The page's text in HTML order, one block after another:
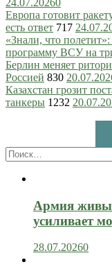
Европа готовит
есть ответ 717
«Знали, что
программу ВСУ на
Берлин меняет
Россией 830
Казахстан грозит
танкеры 1232
Найти:
Армия
усиливает
28.07.20260